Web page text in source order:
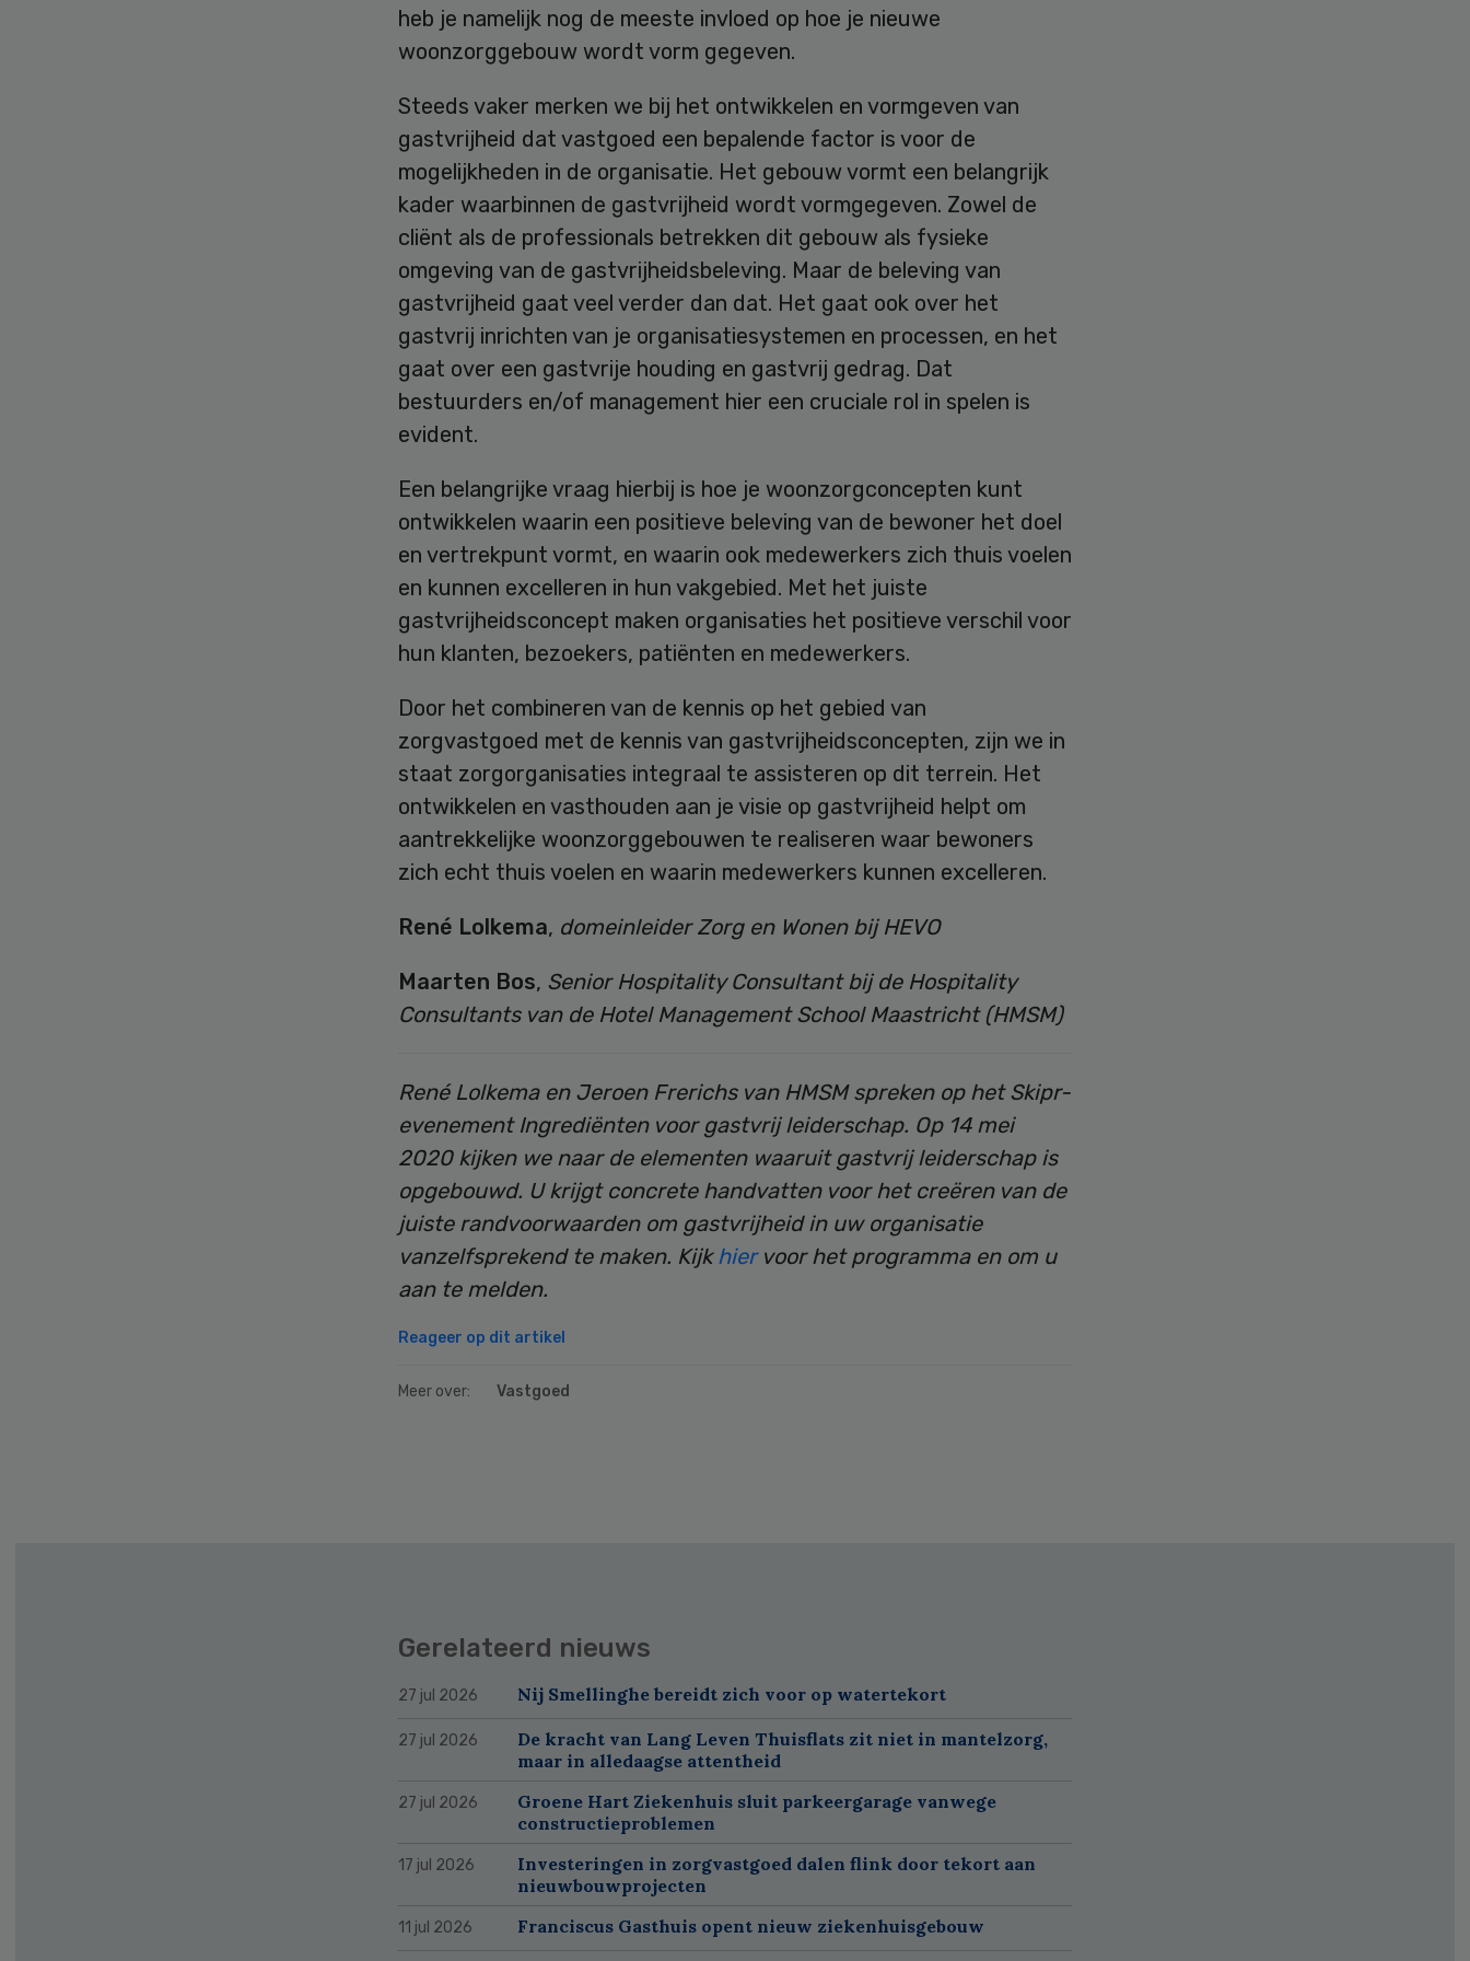
heb je namelijk nog de meeste invloed op hoe je nieuwe
woonzorggebouw wordt vorm gegeven.
Steeds vaker merken we bij het ontwikkelen en vormgeven van
gastvrijheid dat vastgoed een bepalende factor is voor de
mogelijkheden in de organisatie. Het gebouw vormt een belangrijk
kader waarbinnen de gastvrijheid wordt vormgegeven. Zowel de
cliënt als de professionals betrekken dit gebouw als fysieke
omgeving van de gastvrijheidsbeleving. Maar de beleving van
gastvrijheid gaat veel verder dan dat. Het gaat ook over het
gastvrij inrichten van je organisatiesystemen en processen, en het
gaat over een gastvrije houding en gastvrij gedrag. Dat
bestuurders en/of management hier een cruciale rol in spelen is
evident.
Een belangrijke vraag hierbij is hoe je woonzorgconcepten kunt
ontwikkelen waarin een positieve beleving van de bewoner het doel
en vertrekpunt vormt, en waarin ook medewerkers zich thuis voelen
en kunnen excelleren in hun vakgebied. Met het juiste
gastvrijheidsconcept maken organisaties het positieve verschil voor
hun klanten, bezoekers, patiënten en medewerkers.
Door het combineren van de kennis op het gebied van
zorgvastgoed met de kennis van gastvrijheidsconcepten, zijn we in
staat zorgorganisaties integraal te assisteren op dit terrein. Het
ontwikkelen en vasthouden aan je visie op gastvrijheid helpt om
aantrekkelijke woonzorggebouwen te realiseren waar bewoners
zich echt thuis voelen en waarin medewerkers kunnen excelleren.
René Lolkema, domeinleider Zorg en Wonen bij HEVO
Maarten Bos, Senior Hospitality Consultant bij de Hospitality
Consultants van de Hotel Management School Maastricht (HMSM)
René Lolkema en Jeroen Frerichs van HMSM spreken op het Skipr-
evenement Ingrediënten voor gastvrij leiderschap. Op 14 mei
2020 kijken we naar de elementen waaruit gastvrij leiderschap is
opgebouwd. U krijgt concrete handvatten voor het creëren van de
juiste randvoorwaarden om gastvrijheid in uw organisatie
vanzelfsprekend te maken. Kijkhiervoor het programma en om u
aan te melden.
Reageer op dit artikel
Meer over: Vastgoed
Gerelateerd nieuws
27 jul 2026 Nij Smellinghe bereidt zich voor op watertekort
27 jul 2026
De kracht van Lang Leven Thuisflats zit niet in mantelzorg,
maar in alledaagse attentheid
27 jul 2026
Groene Hart Ziekenhuis sluit parkeergarage vanwege
constructieproblemen
17 jul 2026
Investeringen in zorgvastgoed dalen flink door tekort aan
nieuwbouwprojecten
11 jul 2026 Franciscus Gasthuis opent nieuw ziekenhuisgebouw